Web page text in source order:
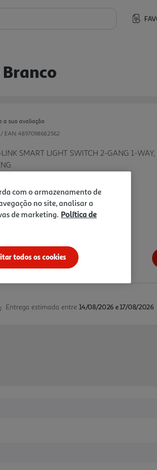
a sua avaliação
/ EAN: 4897098682562
SMART LIGHT SWITCH 2-GANG 1-
Entrega estimada entre 14/08/2026 e 17/08/2026
com o armazenamento de
no site, analisar a
de marketing. Política de
todos os cookies